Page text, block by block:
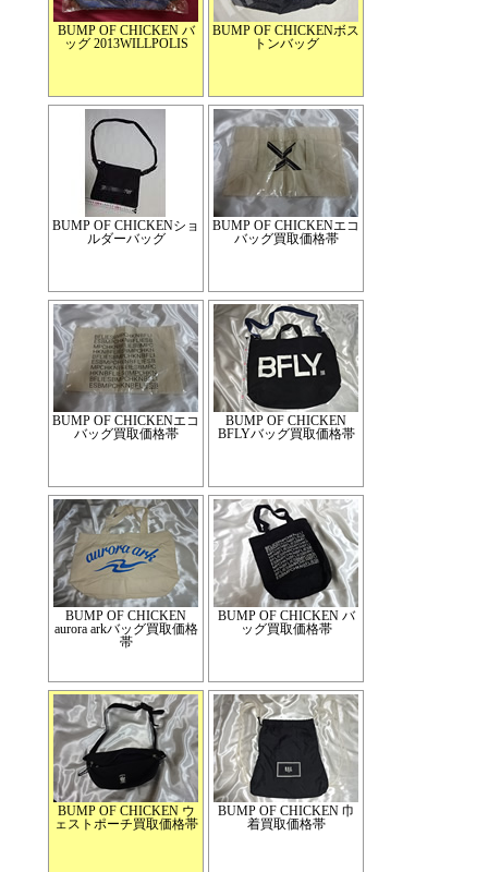
BUMP OF CHICKEN バ
ッグ 2013WILLPOLIS
BUMP OF CHICKENボス
トンバッグ
BUMP OF CHICKENショ
ルダーバッグ
BUMP OF CHICKENエコ
バッグ買取価格帯
BUMP OF CHICKENエコ
バッグ買取価格帯
BUMP OF CHICKEN
BFLYバッグ買取価格帯
BUMP OF CHICKEN
aurora arkバッグ買取価格
帯
BUMP OF CHICKEN バ
ッグ買取価格帯
BUMP OF CHICKEN ウ
ェストポーチ買取価格帯
BUMP OF CHICKEN 巾
着買取価格帯